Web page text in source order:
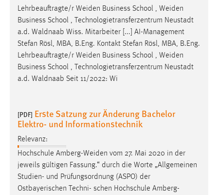
Stefan Rösl, MBA, B.Eng. Kontakt Stefan Rösl, MBA, B.Eng.
Lehrbeauftragte/r WeidenBusiness School ,Weiden
Business School , Technologietransferzentrum Neustadt
a.d. Waldnaab Seit 11/2022: Wi
[PDF] Erste Satzung zur Änderung Bachelor
Hochschule Amberg-Weidenvom 27. Mai 2020 in der
Studien- und Prüfungsordnung (ASPO) der
Ostbayerischen Techni- schen HochschuleAmberg-
Weiden vom 27 [...] chen Technischen Hochschule
Amberg-Weidenwurde am 11.05.2026 über das Internet
durch Einstellung auf der Homepage der Ostbayerischen